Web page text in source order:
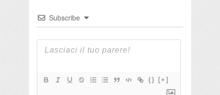
Subscribe
{} [+]